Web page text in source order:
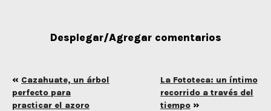
Desplegar/Agregar comentarios
« Cazahuate, un árbol
perfecto para
practicar el azoro
La Fototeca: un íntimo
recorrido a través del
tiempo»